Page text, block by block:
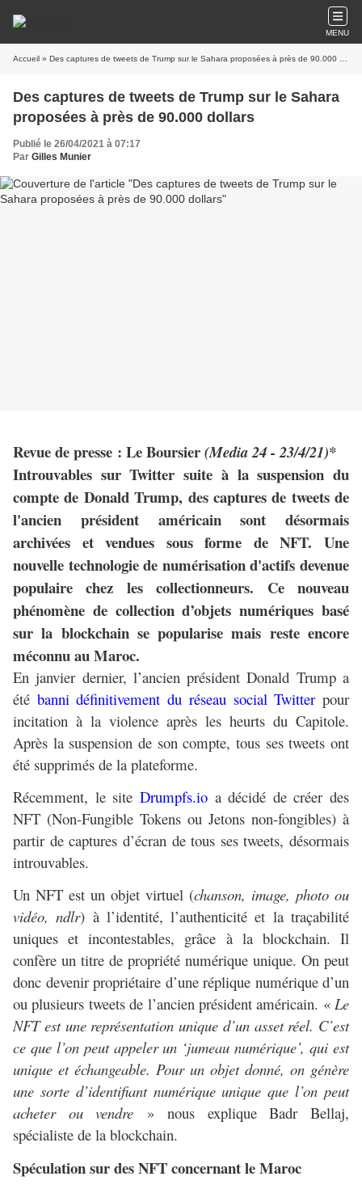
MENU
Accueil » Des captures de tweets de Trump sur le Sahara proposées à près de 90.000 dollars
Des captures de tweets de Trump sur le Sahara
proposées à près de 90.000 dollars
Publié le 26/04/2021 à 07:17
Par Gilles Munier
Revue de presse : Le Boursier(Media 24 - 23/4/21)*
Introuvables sur Twitter suite à la suspension du
compte de Donald Trump, des captures de tweets de
l'ancien président américain sont désormais
archivées et vendues sous forme de NFT. Une
nouvelle technologie de numérisation d'actifs devenue
populaire chez les collectionneurs. Ce nouveau
phénomène de collection d’objets numériques basé
sur la blockchain se popularise mais reste encore
méconnu au Maroc.
En janvier dernier, l’ancien président Donald Trump a
été banni définitivement du réseau social Twitter pour
incitation à la violence après les heurts du Capitole.
Après la suspension de son compte, tous ses tweets ont
été supprimés de la plateforme.
Récemment, le site Drumpfs.ioa décidé de créer des
NFT (Non-Fungible Tokens ou Jetons non-fongibles) à
partir de captures d’écran de tous ses tweets, désormais
introuvables.
Un NFT est un objet virtuel (chanson, image, photo ou
vidéo, ndlr) à l’identité, l’authenticité et la traçabilité
uniques et incontestables, grâce à la blockchain. Il
confère un titre de propriété numérique unique. On peut
donc devenir propriétaire d’une réplique numérique d’un
ou plusieurs tweets de l’ancien président américain. « Le
NFT est une représentation unique d’un asset réel. C’est
ce que l’on peut appeler un ‘jumeau numérique’, qui est
unique et échangeable. Pour un objet donné, on génère
une sorte d’identifiant numérique unique que l’on peut
acheter ou vendre » nous explique Badr Bellaj,
spécialiste de la blockchain.
Spéculation sur des NFT concernant le Maroc